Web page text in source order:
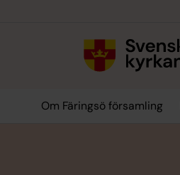
Om Färingsö församling